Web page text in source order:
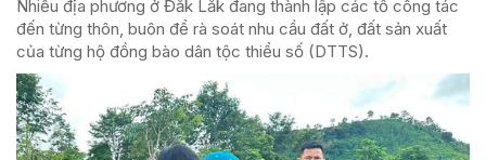
Nhiều địa phương ở Đắk Lắk đang thành lập các tổ công tác
đến từng thôn, buôn để rà soát nhu cầu đất ở, đất sản xuất
của từng hộ đồng bào dân tộc thiểu số (DTTS).